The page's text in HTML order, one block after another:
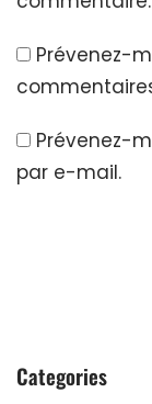
Prévenez-
Prévenez-
par e-mail.
Categories